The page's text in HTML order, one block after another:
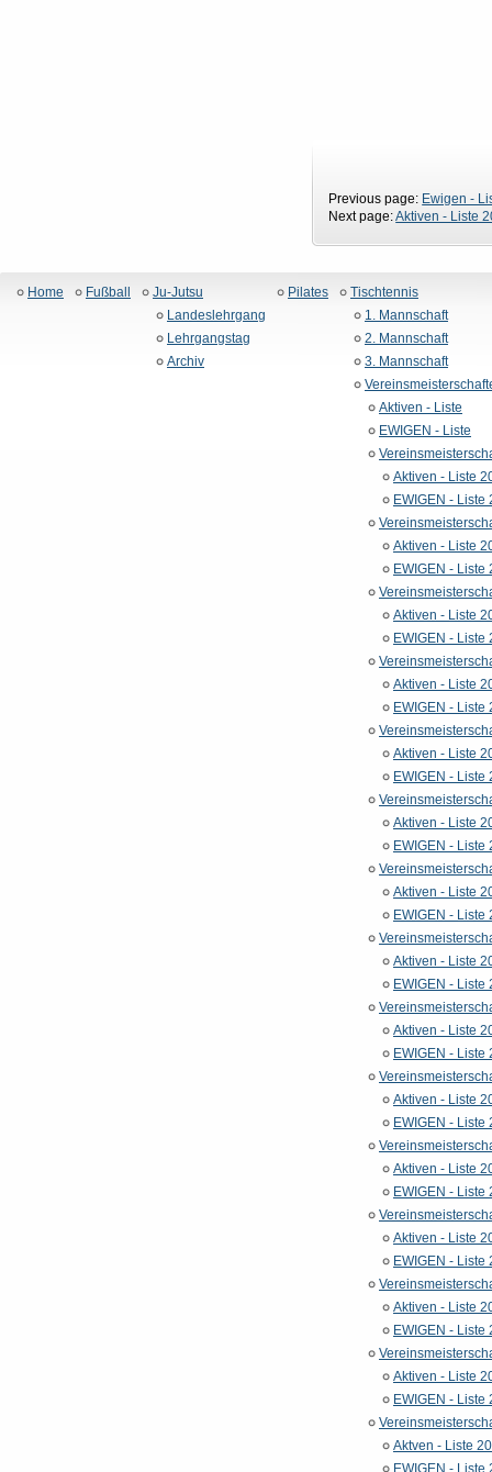
Previous page: Ewigen -
Next page:Aktiven - Liste
Home Fußball
Ju-Jutsu
Landeslehrgang
Lehrgangstag
Archiv
Pilates
Tischtennis
1. Mannschaft
2. Mannschaft
3. Mannschaft
Aktiven - Liste
EWIGEN - Liste
Aktiven - Liste
EWIGEN - Liste
Aktiven - Liste
EWIGEN - Liste
Aktiven - Liste
EWIGEN - Liste
Aktiven - Liste
EWIGEN - Liste
Aktiven - Liste
EWIGEN - Liste
Aktiven - Liste
EWIGEN - Liste
Aktiven - Liste
EWIGEN - Liste
Aktiven - Liste
EWIGEN - Liste
Aktiven - Liste
EWIGEN - Liste
Aktiven - Liste
EWIGEN - Liste
Aktiven - Liste
EWIGEN - Liste
Aktiven - Liste
EWIGEN - Liste
Aktiven - Liste
EWIGEN - Liste
Aktiven - Liste
EWIGEN - Liste
Aktven - Liste
EWIGEN - Liste